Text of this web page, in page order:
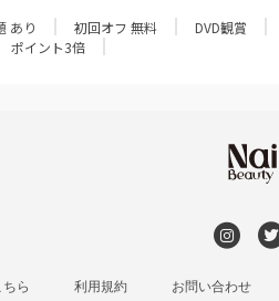
あり 初回オフ 無料 DVD観賞
ポイント3倍
ら 利用規約 お問い合わせ